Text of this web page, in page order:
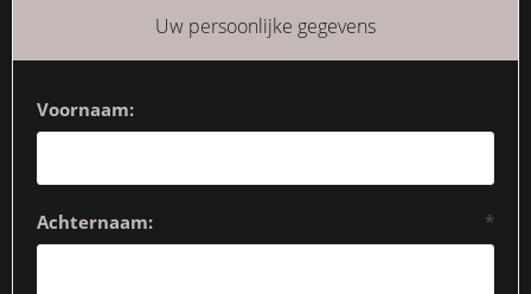
Uw persoonlijke gegevens
Voornaam:
Achternaam: *